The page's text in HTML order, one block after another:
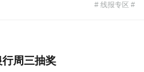
# 线报专区 #
周三抽奖